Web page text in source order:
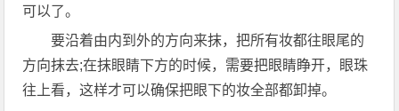
可以了。
要沿着由内到外的方向来抹，把所有妆都往眼尾的
方向抹去;在抹眼睛下方的时候，需要把眼睛睁开，眼珠
往上看，这样才可以确保把眼下的妆全部都卸掉。